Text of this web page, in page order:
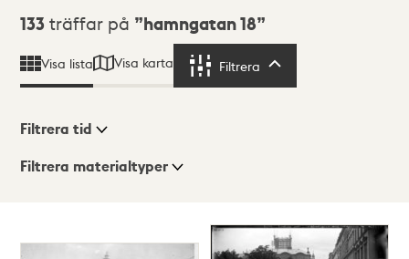
Sökresultat
133 träffar på hamngatan 18
Visa lista Visa karta Filtrera
Visningsläge
Lista
Karta
Filtrera tid
Filtrera materialtyper